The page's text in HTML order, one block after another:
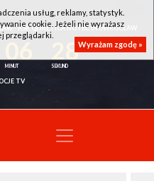
- KSK QEMETICA NOTEĆ INOWROCŁAW
28
TV
usług, reklamy, statystyk.
cookie. Jeżeli nie wyrażasz
przeglądarki.
Wyrażam zgodę »